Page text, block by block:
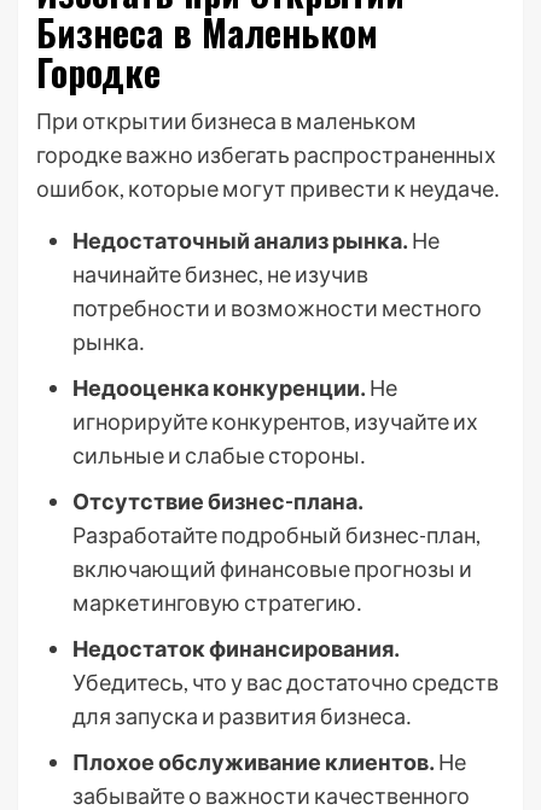
Бизнеса в Маленьком
Городке
При открытии бизнеса в маленьком
городке важно избегать распространенных
ошибок, которые могут привести к неудаче․
Недостаточный анализ рынка․ Не
начинайте бизнес, не изучив
потребности и возможности местного
рынка․
Недооценка конкуренции․ Не
игнорируйте конкурентов, изучайте их
сильные и слабые стороны․
Отсутствие бизнес-плана․
Разработайте подробный бизнес-план,
включающий финансовые прогнозы и
маркетинговую стратегию․
Недостаток финансирования․
Убедитесь, что у вас достаточно средств
для запуска и развития бизнеса․
Плохое обслуживание клиентов․ Не
забывайте о важности качественного